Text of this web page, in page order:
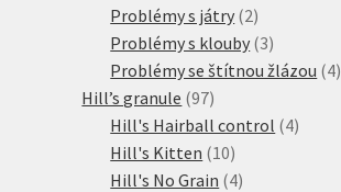
produkty
Problémy s játry 22
produkty
Problémy s klouby 33
produkty
Problémy se štítnou žlázou 44
Hill’s granule 9797
produktů
Hill's Hairball control 44
Hill's Kitten 1010
produktů
Hill's No Grain 44